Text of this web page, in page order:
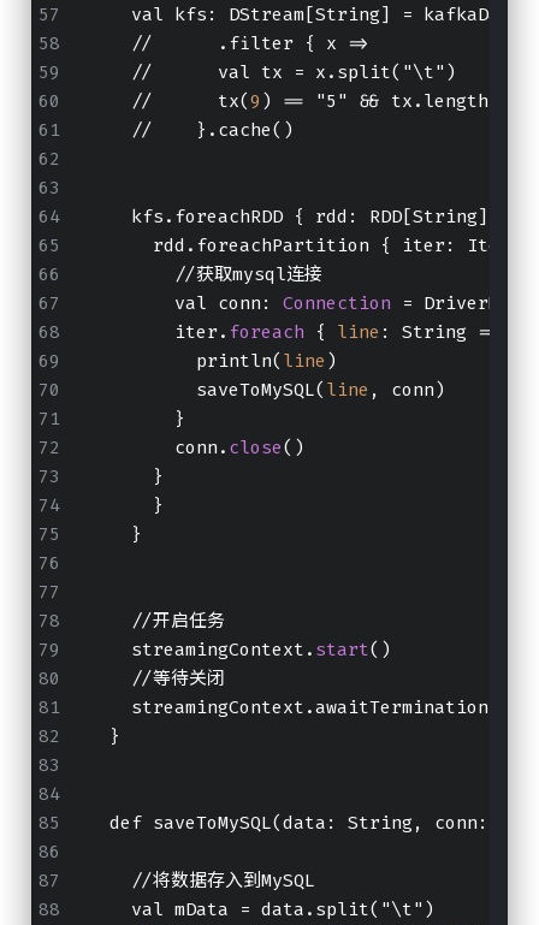
val kfs: DStream[String] =
    //      .filter { x =>
    //      val tx = x.split("\t")
    //      tx(
9 ) == "5" && tx.length ==
    //    }.cache()
    kfs.foreachRDD { rdd: RDD[String] =>
rdd.foreachPartition { iter:
        //获取mysql连接
        val conn:
Connection =
        iter.
foreach { line : String =>
          println(
line )
          saveToMySQL(
line , conn)
        }
        conn.
close()
      }
      }
    }
    //开启任务
    streamingContext.
start()
    //等待关闭
    streamingContext.awaitTermination()
  }
  def saveToMySQL(data: String, conn:
    //将数据存入到MySQL
    val mData = data.split("\t")